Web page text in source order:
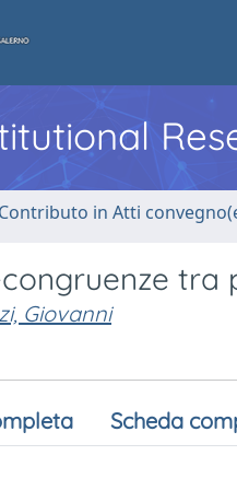
in Atti
Giovanni
Scheda